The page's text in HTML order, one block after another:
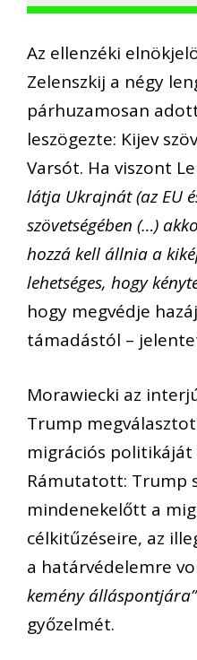
Az ellenzéki
Zelenszkij a négy
párhuzamosan
leszögezte: Kijev
Varsót. Ha viszont
látja Ukrajnát (az EU
szövetségében (…)
hozzá kell állnia a
lehetséges, hogy
hogy megvédje
támadástól –
Morawiecki az
Trump
migrációs
Rámutatott: Trump
mindenekelőtt a
célkitűzéseire, az
a határvédelemre
kemény álláspontjára”
győzelmét.